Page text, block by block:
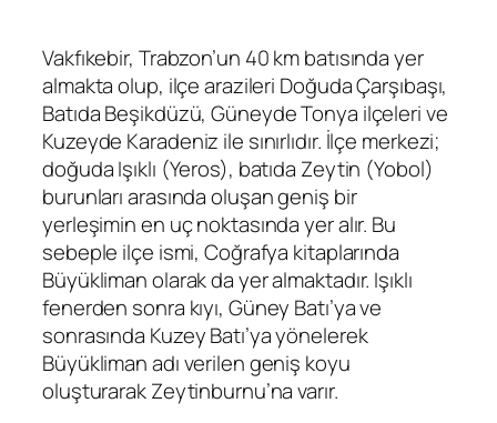
Vakfıkebir, Trabzon’un 40 km batısında yer
almakta olup, ilçe arazileri Doğuda Çarşıbaşı,
Batıda Beşikdüzü, Güneyde Tonya ilçeleri ve
Kuzeyde Karadeniz ile sınırlıdır. İlçe merkezi;
doğuda Işıklı (Yeros), batıda Zeytin (Yobol)
burunları arasında oluşan geniş bir
yerleşimin en uç noktasında yer alır. Bu
sebeple ilçe ismi, Coğrafya kitaplarında
Büyükliman olarak da yer almaktadır. Işıklı
fenerden sonra kıyı, Güney Batı’ya ve
sonrasında Kuzey Batı’ya yönelerek
Büyükliman adı verilen geniş koyu
oluşturarak Zeytinburnu’na varır.